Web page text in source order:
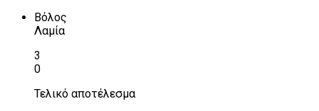
Βόλος
Λαμία
3
0
Τελικό αποτέλεσμα